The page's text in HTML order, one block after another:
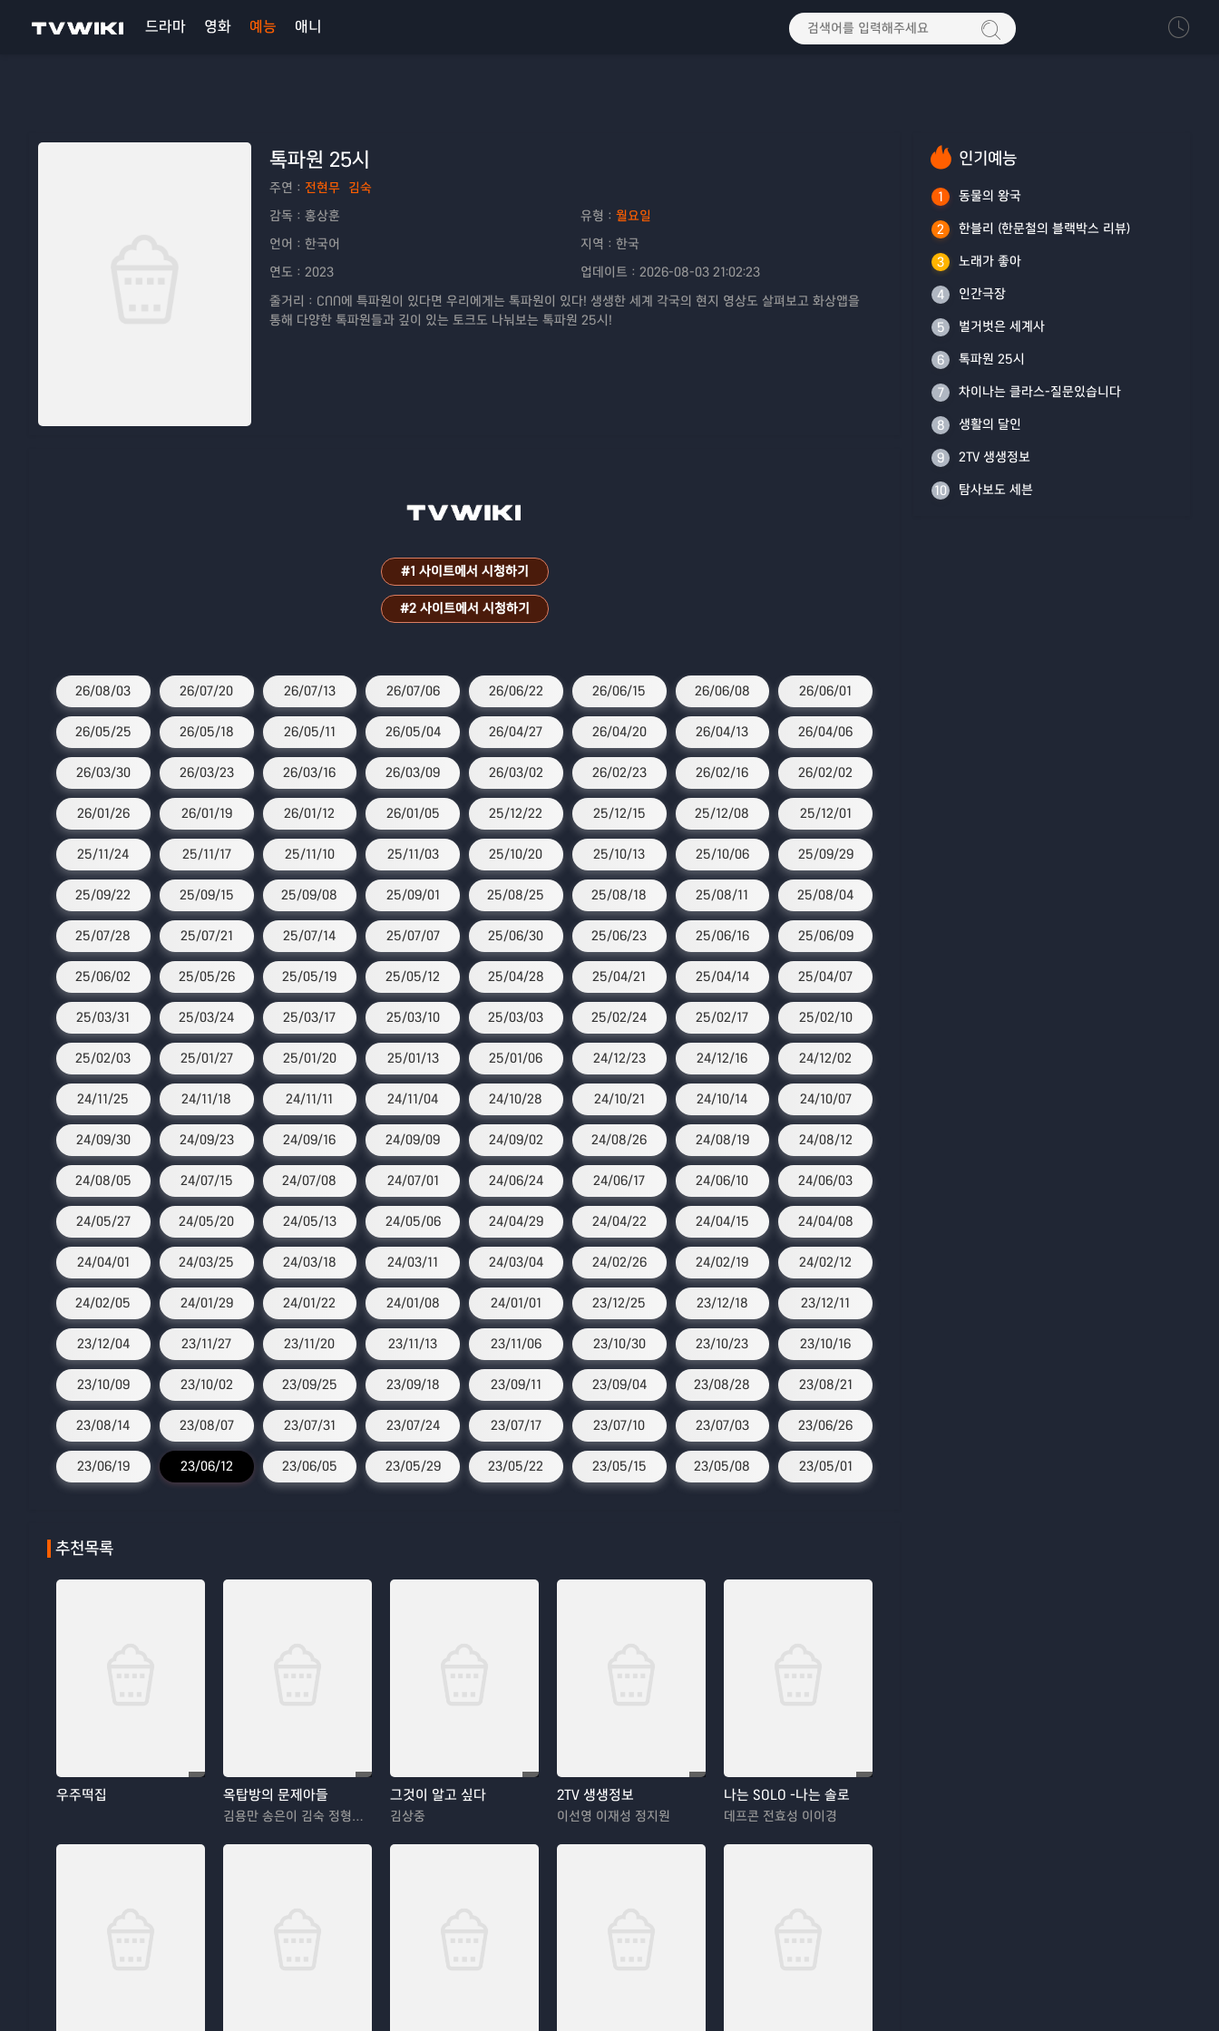
드라마 영화 예능 애니
톡파원 25시
주연： 전현무 김숙
감독： 홍상훈 유형： 월요일
언어： 한국어 지역： 한국
연도： 2023 업데이트： 2026-08-03 21:02:23
줄거리： CNN에 특파원이 있다면 우리에게는 톡파원이 있다! 생생한 세계 각국의 현지 영상도 살펴보고 화상앱을
통해 다양한 톡파원들과 깊이 있는 토크도 나눠보는 톡파원 25시!
#1 사이트에서 시청하기
#2 사이트에서 시청하기
26/08/03 26/07/20 26/07/13 26/07/06 26/06/22 26/06/15 26/06/08 26/06/01
26/05/25 26/05/18 26/05/11 26/05/04 26/04/27 26/04/20 26/04/13 26/04/06
26/03/30 26/03/23 26/03/16 26/03/09 26/03/02 26/02/23 26/02/16 26/02/02
26/01/26 26/01/19 26/01/12 26/01/05 25/12/22 25/12/15 25/12/08 25/12/01
25/11/24 25/11/17 25/11/10 25/11/03 25/10/20 25/10/13 25/10/06 25/09/29
25/09/22 25/09/15 25/09/08 25/09/01 25/08/25 25/08/18 25/08/11 25/08/04
25/07/28 25/07/21 25/07/14 25/07/07 25/06/30 25/06/23 25/06/16 25/06/09
25/06/02 25/05/26 25/05/19 25/05/12 25/04/28 25/04/21 25/04/14 25/04/07
25/03/31 25/03/24 25/03/17 25/03/10 25/03/03 25/02/24 25/02/17 25/02/10
25/02/03 25/01/27 25/01/20 25/01/13 25/01/06 24/12/23 24/12/16 24/12/02
24/11/25 24/11/18 24/11/11 24/11/04 24/10/28 24/10/21 24/10/14 24/10/07
24/09/30 24/09/23 24/09/16 24/09/09 24/09/02 24/08/26 24/08/19 24/08/12
24/08/05 24/07/15 24/07/08 24/07/01 24/06/24 24/06/17 24/06/10 24/06/03
24/05/27 24/05/20 24/05/13 24/05/06 24/04/29 24/04/22 24/04/15 24/04/08
24/04/01 24/03/25 24/03/18 24/03/11 24/03/04 24/02/26 24/02/19 24/02/12
24/02/05 24/01/29 24/01/22 24/01/08 24/01/01 23/12/25 23/12/18 23/12/11
23/12/04 23/11/27 23/11/20 23/11/13 23/11/06 23/10/30 23/10/23 23/10/16
23/10/09 23/10/02 23/09/25 23/09/18 23/09/11 23/09/04 23/08/28 23/08/21
23/08/14 23/08/07 23/07/31 23/07/24 23/07/17 23/07/10 23/07/03 23/06/26
23/06/19 23/06/12 23/06/05 23/05/29 23/05/22 23/05/15 23/05/08 23/05/01
추천목록
우주떡집 옥탑방의 문제아들
김용만 송은이 김숙 정형돈 민경훈
그것이 알고 싶다
김상중
2TV 생생정보
이선영 이재성 정지원
나는 SOLO -나는 솔로
데프콘 전효성 이이경
인기예능
1 동물의 왕국
2 한블리 (한문철의 블랙박스 리뷰)
3 노래가 좋아
4 인간극장
5 벌거벗은 세계사
6 톡파원 25시
7 차이나는 클라스-질문있습니다
8 생활의 달인
9 2TV 생생정보
10 탐사보도 세븐